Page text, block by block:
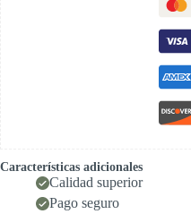
Características adicionales
Calidad superior
Pago seguro